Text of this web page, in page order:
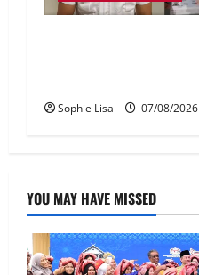
Sophie Lisa 07/08/2026
YOU MAY HAVE MISSED